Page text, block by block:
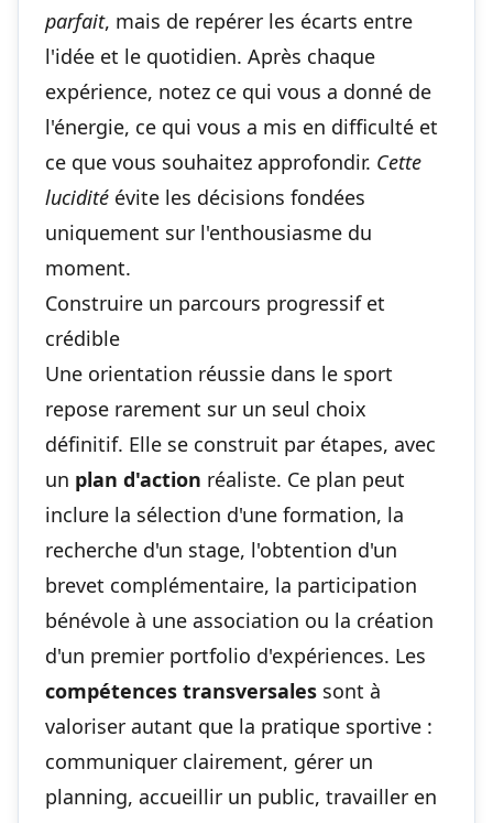
parfait, mais de repérer les écarts entre
l'idée et le quotidien. Après chaque
expérience, notez ce qui vous a donné de
l'énergie, ce qui vous a mis en difficulté et
ce que vous souhaitez approfondir. Cette
lucidité évite les décisions fondées
uniquement sur l'enthousiasme du
moment.
Construire un parcours progressif et
crédible
Une orientation réussie dans le sport
repose rarement sur un seul choix
définitif. Elle se construit par étapes, avec
un plan d'action réaliste. Ce plan peut
inclure la sélection d'une formation, la
recherche d'un stage, l'obtention d'un
brevet complémentaire, la participation
bénévole à une association ou la création
d'un premier portfolio d'expériences. Les
compétences transversales sont à
valoriser autant que la pratique sportive :
communiquer clairement, gérer un
planning, accueillir un public, travailler en